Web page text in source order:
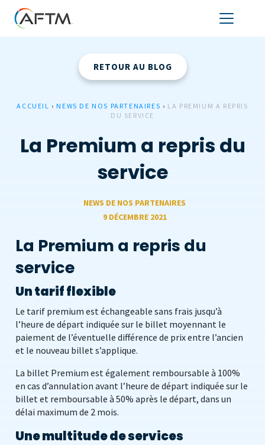
RETOUR AU BLOG
ACCUEIL › NEWS DE NOS PARTENAIRES › LA PREMIUM A REPRIS
DU SERVICE
La Premium a repris du
service
NEWS DE NOS PARTENAIRES
9 DÉCEMBRE 2021
La Premium a repris du
service
Un tarif flexible
Le tarif premium est échangeable sans frais jusqu’à
l’heure de départ indiquée sur le billet moyennant le
paiement de l’éventuelle différence de prix entre l’ancien
et le nouveau billet s’applique.
La billet Premium est également remboursable à 100%
en cas d’annulation avant l’heure de départ indiquée sur le
billet et remboursable à 50% après le départ, dans un
délai maximum de 2 mois.
Une multitude de services